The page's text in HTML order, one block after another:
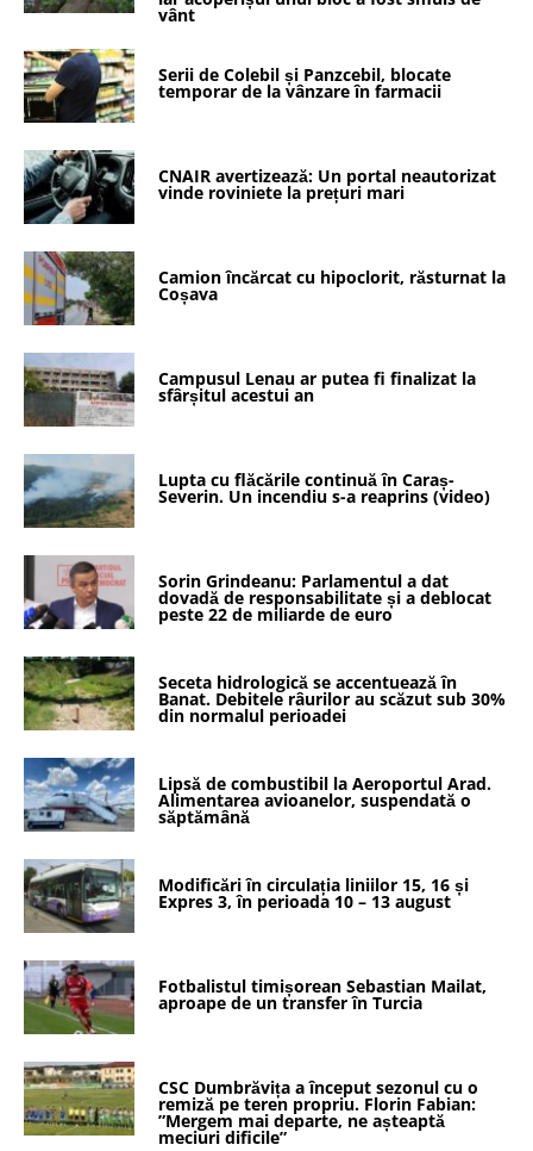
vânt
Serii de Colebil și Panzcebil, blocate
temporar de la vânzare în farmacii
CNAIR avertizează: Un portal neautorizat
vinde roviniete la prețuri mari
Camion încărcat cu hipoclorit, răsturnat la
Coșava
Campusul Lenau ar putea fi finalizat la
sfârșitul acestui an
Lupta cu flăcările continuă în Caraș-
Severin. Un incendiu s-a reaprins (video)
Sorin Grindeanu: Parlamentul a dat
dovadă de responsabilitate și a deblocat
peste 22 de miliarde de euro
Seceta hidrologică se accentuează în
Banat. Debitele râurilor au scăzut sub 30%
din normalul perioadei
Lipsă de combustibil la Aeroportul Arad.
Alimentarea avioanelor, suspendată o
săptămână
Modificări în circulația liniilor 15, 16 și
Expres 3, în perioada 10 – 13 august
Fotbalistul timișorean Sebastian Mailat,
aproape de un transfer în Turcia
CSC Dumbrăvița a început sezonul cu o
remiză pe teren propriu. Florin Fabian:
”Mergem mai departe, ne așteaptă
meciuri dificile”